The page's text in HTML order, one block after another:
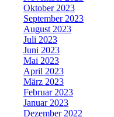
Oktober 2023
September 2023
August 2023
Juli 2023
Juni 2023
Mai 2023
April 2023
März 2023
Februar 2023
Januar 2023
Dezember 2022